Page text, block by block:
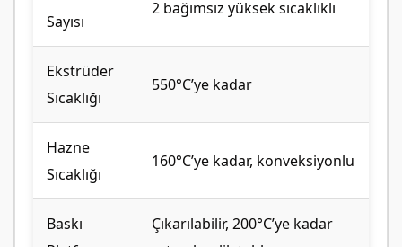
Sayısı
2 bağımsız yüksek sıcaklıklı
Ekstrüder
Sıcaklığı
550°C’ye kadar
Hazne
Sıcaklığı
160°C’ye kadar, konveksiyonlu
Baskı
Çıkarılabilir, 200°C’ye kadar